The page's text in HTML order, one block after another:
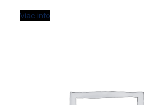
Viac info